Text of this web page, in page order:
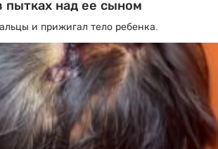
пытках над ее сыном
и прижигал тело ребенка.